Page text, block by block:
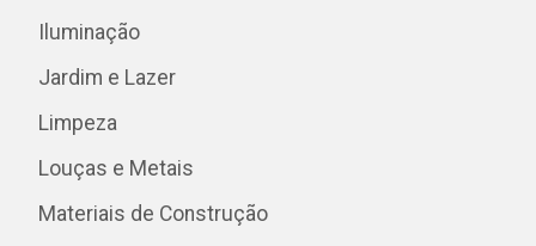
Iluminação
Jardim e Lazer
Limpeza
Louças e Metais
Materiais de Construção